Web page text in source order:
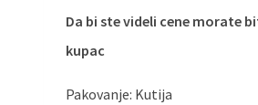
Da bi ste videli cene morate
kupac
Pakovanje: Kutija